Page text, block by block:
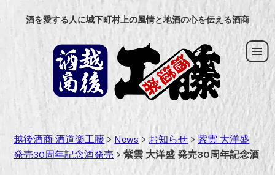
酒を愛する人に城下町村上の風情と地酒の心を伝える酒商
越後酒商 酒道楽工藤 > News > お知らせ >紫雲 大洋盛
発売30周年記念酒発売 >紫雲 大洋盛 発売30周年記念酒